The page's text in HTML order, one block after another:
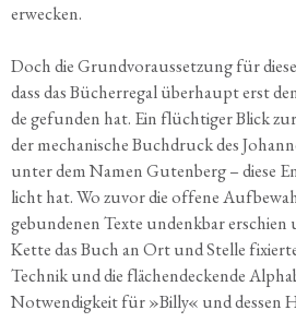
erwecken.
Doch die Grund­vor­aus­set­zung für
dass das Bücher­re­gal über­haupt erst
de gefun­den hat. Ein flüch­ti­ger Blick
der mecha­ni­sche Buch­druck des
unter dem Namen Guten­berg – die­se
licht hat. Wo zuvor die offe­ne
gebun­de­nen Tex­te undenk­bar erschien
Ket­te das Buch an Ort und Stel­le
Tech­nik und die flä­chen­de­cken­de
Not­wen­dig­keit für »Bil­ly« und des­sen